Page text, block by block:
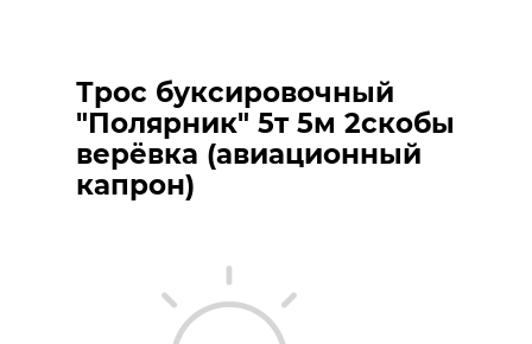
Трос буксировочный
"Полярник" 5т 5м 2скобы
верёвка (авиационный
капрон)